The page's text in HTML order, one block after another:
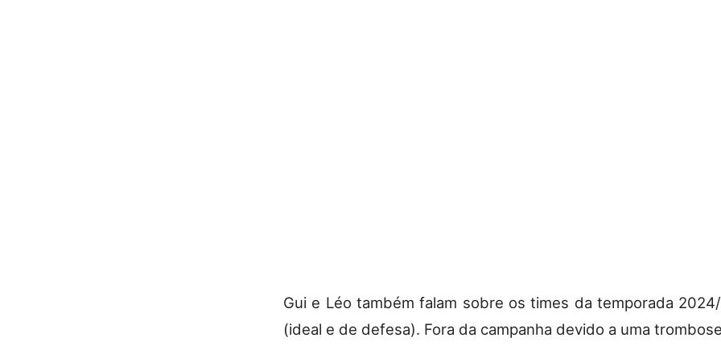
Gui e Léo também falam sobre os times da temporada
(ideal e de defesa). Fora da campanha devido a uma